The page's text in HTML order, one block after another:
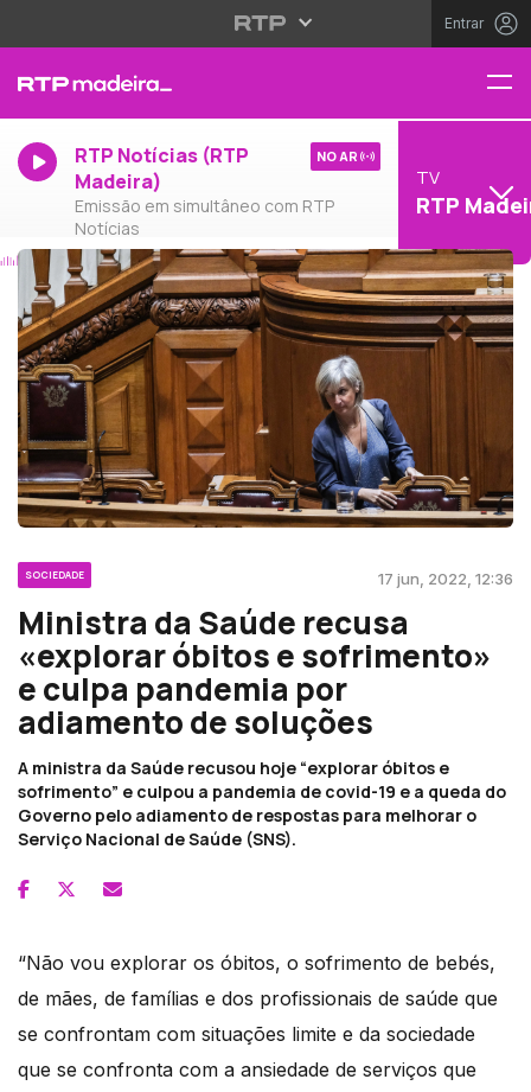
Entrar
RTP Notícias (RTP
Madeira)
Emissão em simultâneo com RTP
Notícias
NO AR
TV
RTP
SOCIEDADE 17 jun, 2022, 12:36
Ministra da Saúde recusa
«explorar óbitos e sofrimento»
e culpa pandemia por
adiamento de soluções
A ministra da Saúde recusou hoje “explorar óbitos e
sofrimento” e culpou a pandemia de covid-19 e a queda do
Governo pelo adiamento de respostas para melhorar o
Serviço Nacional de Saúde (SNS).
“Não vou explorar os óbitos, o sofrimento de bebés,
de mães, de famílias e dos profissionais de saúde que
se confrontam com situações limite e da sociedade
que se confronta com a ansiedade de serviços que